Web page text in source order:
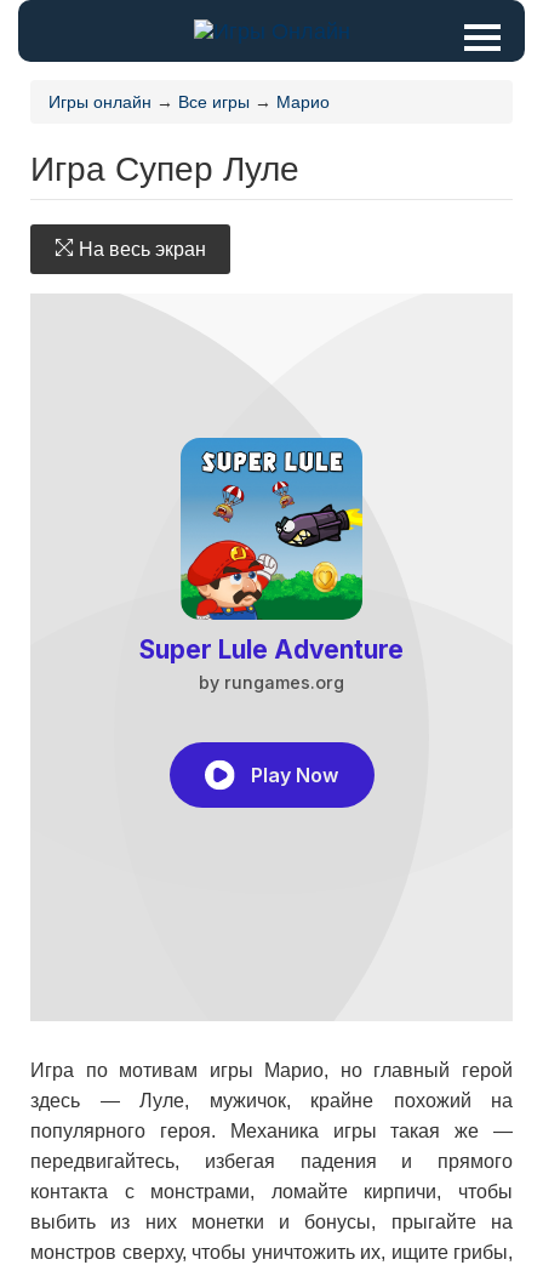
Игры онлайн → Все игры → Марио
Игра Супер Луле
На весь экран
Игра по мотивам игры Марио, но главный герой
здесь — Луле, мужичок, крайне похожий на
популярного героя. Механика игры такая же —
передвигайтесь, избегая падения и прямого
контакта с монстрами, ломайте кирпичи, чтобы
выбить из них монетки и бонусы, прыгайте на
монстров сверху, чтобы уничтожить их, ищите грибы,